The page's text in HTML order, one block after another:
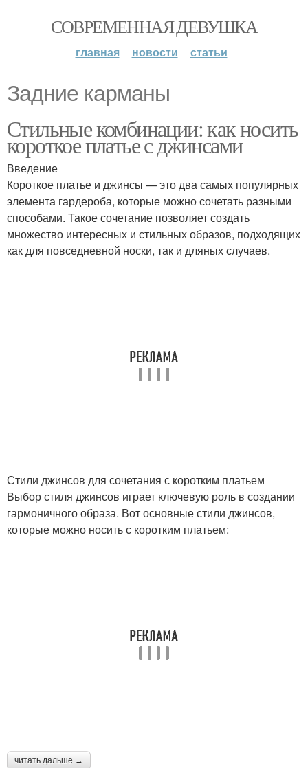
СОВРЕМЕННАЯ ДЕВУШКА
главная новости статьи
Задние карманы
Стильные комбинации: как носить
короткое платье с джинсами
Введение
Короткое платье и джинсы — это два самых популярных
элемента гардероба, которые можно сочетать разными
способами. Такое сочетание позволяет создать
множество интересных и стильных образов, подходящих
как для повседневной носки, так и дляных случаев.
Стили джинсов для сочетания с коротким платьем
Выбор стиля джинсов играет ключевую роль в создании
гармоничного образа. Вот основные стили джинсов,
которые можно носить с коротким платьем:
читать дальше →